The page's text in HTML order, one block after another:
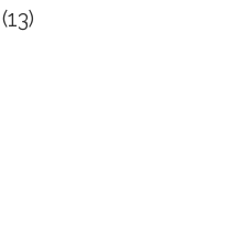
(13)